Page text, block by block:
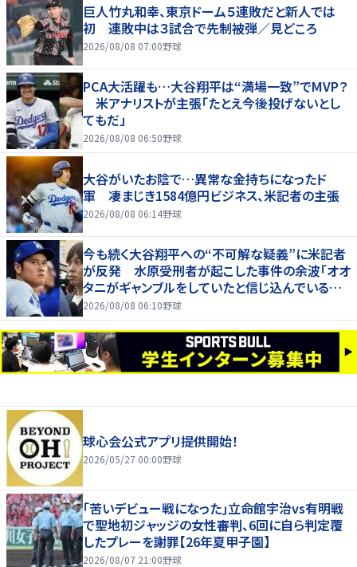
巨人竹丸和幸、東京ドーム５連敗だと新人では
初 連敗中は３試合で先制被弾／見どころ
2026/08/08 07:00野球
PCA大活躍も…大谷翔平は“満場一致”でMVP？
米アナリストが主張「たとえ今後投げないとし
てもだ」
2026/08/08 06:50野球
大谷がいたお陰で…異常な金持ちになったド
軍 凄まじき1584億円ビジネス、米記者の主張
2026/08/08 06:14野球
今も続く大谷翔平への“不可解な疑義”に米記者
が反発 水原受刑者が起こした事件の余波「オオ
タニがギャンブルをしていたと信じ込んでいる人
が一定数いる」
2026/08/08 06:10野球
球心会公式アプリ提供開始！
2026/05/27 00:00野球
｢苦いデビュー戦になった｣立命館宇治vs有明戦
で聖地初ジャッジの女性審判、6回に自ら判定覆
したプレーを謝罪【26年夏甲子園】
2026/08/07 21:00野球